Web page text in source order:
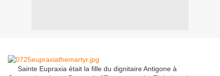
Sainte Eupraxia était la fille du dignitaire Antigone à